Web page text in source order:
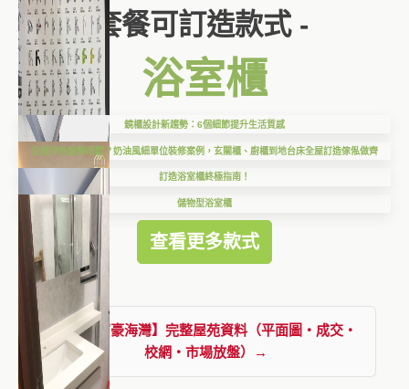
套餐可訂造款式 -
浴室櫃
鏡櫃設計新趨勢：6個細節提升生活質感
全屋淨色點解唔悶？奶油風細單位裝修案例，玄關櫃、廚櫃到地台床全屋訂造傢俬做齊
訂造浴室櫃終極指南！
儲物型浴室櫃
查看更多款式
查看【富豪海灣】完整屋苑資料（平面圖・成交・
校網・市場放盤）→